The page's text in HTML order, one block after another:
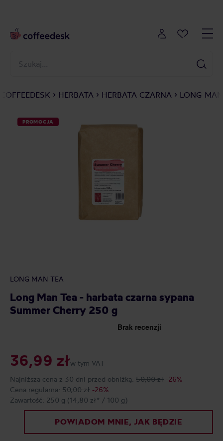
COFFEEDESK HERBATA HERBATA CZARNA LONG
PROMOCJA
LONG MAN TEA
Long Man Tea - harbata czarna sypana
Summer Cherry 250 g
36,99 złw tym VAT
Najniższa cena z 30 dni przed obniżką: 50,00 zł -26%
Cena regularna: 50,00 zł -26%
Zawartość: 250 g (14,80 zł* / 100 g)
POWIADOM MNIE, JAK BĘDZIE